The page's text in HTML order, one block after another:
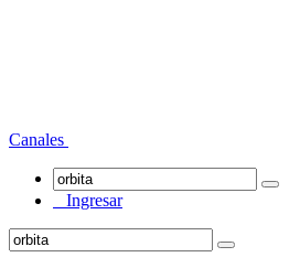
Canales
Ingresar